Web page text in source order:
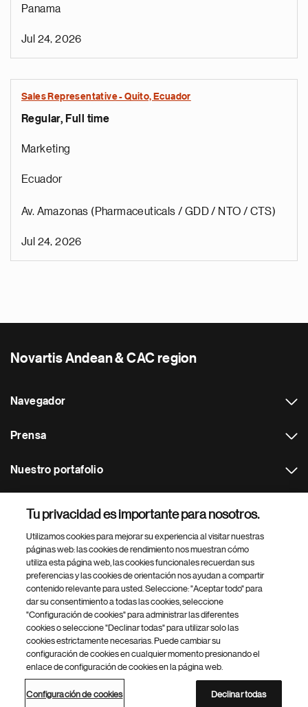
Panama
Jul 24, 2026
Sales Representative - Quito, Ecuador
Regular, Full time
Marketing
Ecuador
Av. Amazonas (Pharmaceuticals / GDD / NTO / CTS)
Jul 24, 2026
Novartis Andean & CAC region
Navegador
Prensa
Nuestro portafolio
Footer Site Search
inferior
del
© 2026 Novartis AG
Política de privacidad Términos de uso
Accesibilidad
Configuración de cookies
Mapa del sitio
Tu privacidad es importante para nosotros.
Utilizamos cookies para mejorar su experiencia al visitar nuestras
páginas web: las cookies de rendimiento nos muestran cómo
utiliza esta página web, las cookies funcionales recuerdan sus
preferencias y las cookies de orientación nos ayudan a compartir
contenido relevante para usted. Seleccione: "Aceptar todo" para
dar su consentimiento a todas las cookies, seleccione
"Configuración de cookies" para administrar las diferentes
cookies o seleccione "Declinar todas" para utilizar solo las
cookies estrictamente necesarias. Puede cambiar su
configuración de cookies en cualquier momento presionando el
enlace de configuración de cookies en la página web.
Configuración de cookies Declinar todas